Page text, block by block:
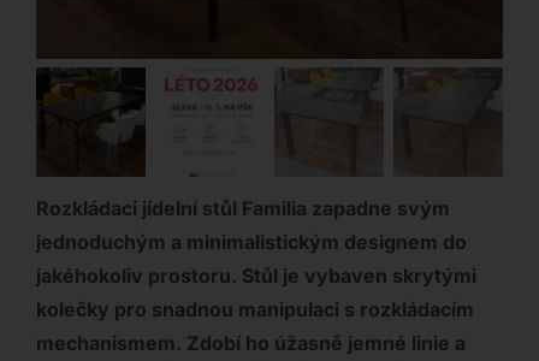
Rozkládací jídelní stůl Familia zapadne svým
jednoduchým a minimalistickým designem do
jakéhokoliv prostoru. Stůl je vybaven skrytými
kolečky pro snadnou manipulaci s rozkládacím
mechanismem. Zdobí ho úžasně jemné linie a